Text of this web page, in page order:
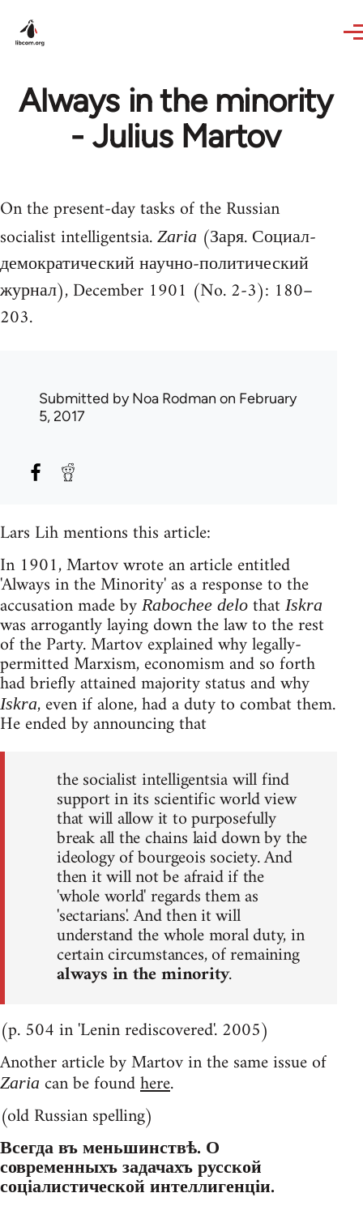
Always in the minority
- Julius Martov
On the present-day tasks of the Russian
socialist intelligentsia. Zaria (Заря. Социал-
демократический научно-политический
журнал), December 1901 (No. 2-3): 180–
203.
Submitted byNoa Rodman on February
5, 2017
Lars Lih mentions this article:
In 1901, Martov wrote an article entitled
'Always in the Minority' as a response to the
accusation made by Rabochee delo that Iskra
was arrogantly laying down the law to the rest
of the Party. Martov explained why legally­-
permitted Marxism, economism and so forth
had briefly attained majority status and why
Iskra, even if alone, had a duty to combat them.
He ended by announcing that
the socialist intelligentsia will find
support in its scientific world view
that will allow it to purposefully
break all the chains laid down by the
ideology of bourgeois society. And
then it will not be afraid if the
'whole world' regards them as
'sectarians'. And then it will
understand the whole moral duty, in
certain circumstances, of remaining
always in the minority.
(p. 504 in 'Lenin rediscovered'. 2005)
Another article by Martov in the same issue of
Zaria can be foundhere.
(old Russian spelling)
Всегда въ меньшинствѣ. О
современныхъ задачахъ русской
соціалистической интеллигенціи.